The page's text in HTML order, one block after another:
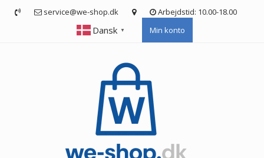
service@we-shop.dk Arbejdstid: 10.00-18.00
Dansk ▼ Min konto